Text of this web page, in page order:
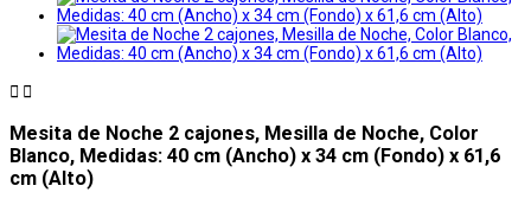
 
Mesita de Noche 2 cajones, Mesilla de Noche, Color
Blanco, Medidas: 40 cm (Ancho) x 34 cm (Fondo) x 61,6
cm (Alto)